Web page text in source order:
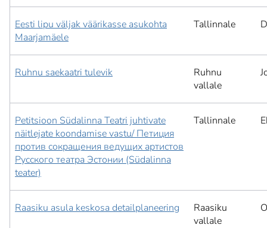
Eesti lipu väljak väärikasse asukohta
Maarjamäele
Tallinnale
Ruhnu saekaatri tulevik
Ruhnu
vallale
Petitsioon Südalinna Teatri juhtivate
näitlejate koondamise vastu/ Петиция
против сокращения ведущих артистов
Русского театра Эстонии (Südalinna
teater)
Tallinnale
Raasiku asula keskosa detailplaneering
Raasiku
vallale